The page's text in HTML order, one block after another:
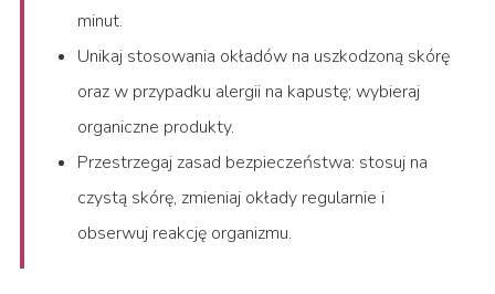
minut.
Unikaj stosowania okładów na uszkodzoną skórę
oraz w przypadku alergii na kapustę; wybieraj
organiczne produkty.
Przestrzegaj zasad bezpieczeństwa: stosuj na
czystą skórę, zmieniaj okłady regularnie i
obserwuj reakcję organizmu.